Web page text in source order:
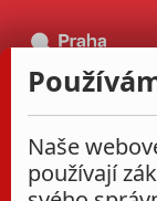
Naše
používají